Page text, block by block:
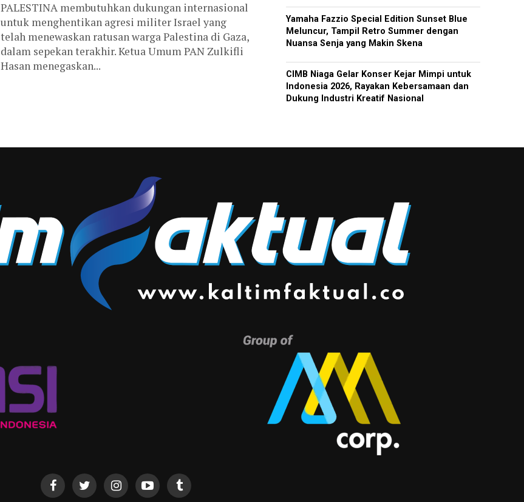
PALESTINA membutuhkan dukungan internasional
untuk menghentikan agresi militer Israel yang
telah menewaskan ratusan warga Palestina di Gaza,
dalam sepekan terakhir. Ketua Umum PAN Zulkifli
Hasan menegaskan...
Yamaha Fazzio Special Edition Sunset Blue
Meluncur, Tampil Retro Summer dengan
Nuansa Senja yang Makin Skena
CIMB Niaga Gelar Konser Kejar Mimpi untuk
Indonesia 2026, Rayakan Kebersamaan dan
Dukung Industri Kreatif Nasional